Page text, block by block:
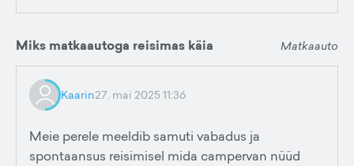
Miks matkaautoga reisimas käia Matkaauto
Kaarin27. mai 2025 11:36
Meie perele meeldib samuti vabadus ja
spontaansus reisimisel mida campervan nüüd